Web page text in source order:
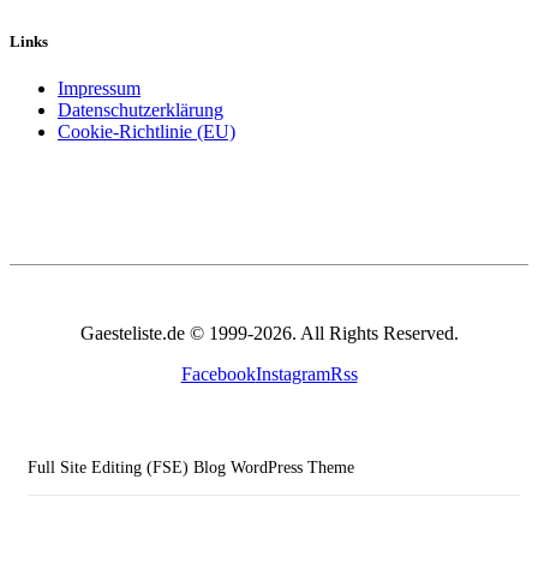
Links
Impressum
Datenschutzerklärung
Cookie-Richtlinie (EU)
Gaesteliste.de © 1999-2026. All Rights Reserved.
FacebookInstagramRss
Full Site Editing (FSE) Blog WordPress Theme